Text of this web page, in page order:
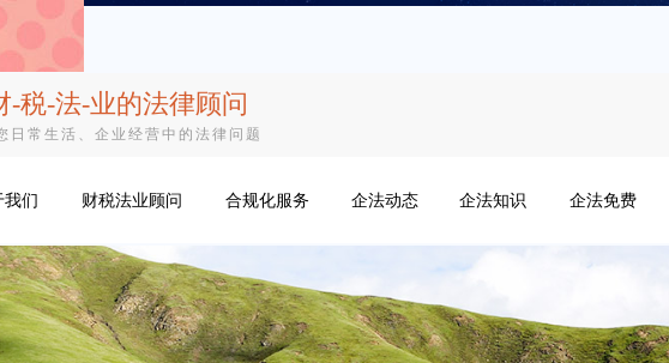
-税-法-业​的法律顾问
日常生活、企业经营中的法律问题
财税法业顾问 企法知识 企法免费
我们 企法动态
合规化服务